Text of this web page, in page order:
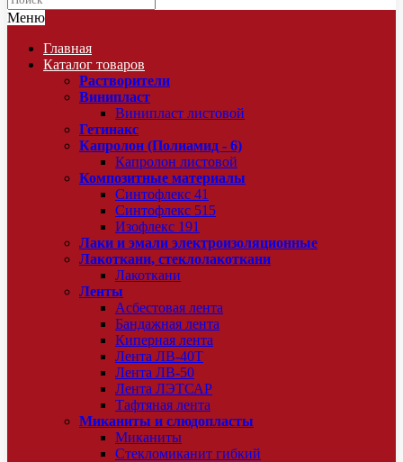
Меню
Главная
Каталог товаров
Растворители
Винипласт
Винипласт листовой
Гетинакс
Капролон (Полиамид - 6)
Капролон листовой
Композитные материалы
Синтофлекс 41
Синтофлекс 515
Изофлекс 191
Лаки и эмали электроизоляционные
Лакоткани, стеклолакоткани
Лакоткани
Ленты
Асбестовая лента
Бандажная лента
Киперная лента
Лента ЛВ-40Т
Лента ЛВ-50
Лента ЛЭТСАР
Тафтяная лента
Миканиты и слюдопласты
Миканиты
Стекломиканит гибкий